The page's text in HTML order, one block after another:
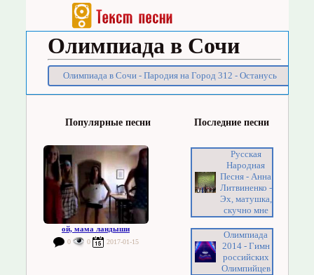
Олимпиада в Сочи
Олимпиада в Сочи - Пародия на Город 312 - Останусь
Популярные песни
ой, мама ландыши
0 0 2017-01-15
Последние песни
Русская
Народная
Песня - Анна
Литвиненко -
Эх, матушка,
скучно мне
Олимпиада
2014 - Гимн
российских
Олимпийцев